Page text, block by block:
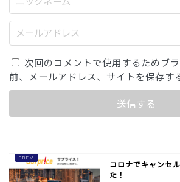
次回のコメントで使用するためブ
前、メールアドレス、サイトを保存す
コロナでキャンセ
た！